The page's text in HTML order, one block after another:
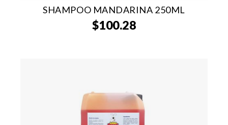
SHAMPOO MANDARINA 250ML
$100.28